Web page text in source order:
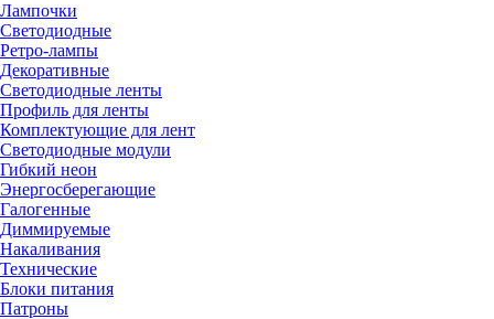
Лампочки
Светодиодные
Ретро-лампы
Декоративные
Светодиодные ленты
Профиль для ленты
Комплектующие для лент
Светодиодные модули
Гибкий неон
Энергосберегающие
Галогенные
Диммируемые
Накаливания
Технические
Блоки питания
Патроны